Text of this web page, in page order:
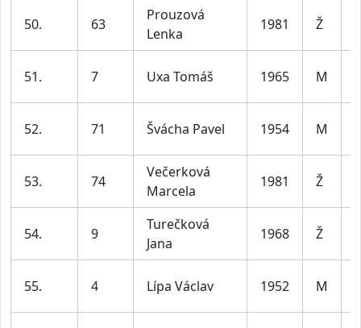
50. 63
Prouzová
Lenka
1981 Ž
51. 7 Uxa Tomáš 1965 M
52. 71 Švácha Pavel 1954 M
53. 74
Večerková
Marcela
1981 Ž
54. 9
Turečková
Jana
1968 Ž
55. 4 Lípa Václav 1952 M